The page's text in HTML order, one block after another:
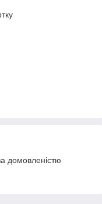
домовленістю